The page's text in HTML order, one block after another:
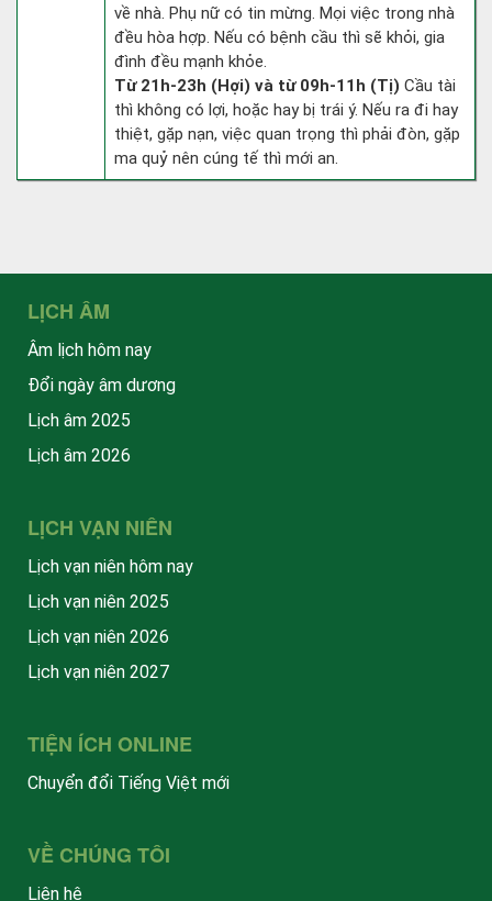
về nhà. Phụ nữ có tin mừng. Mọi việc trong nhà
đều hòa hợp. Nếu có bệnh cầu thì sẽ khỏi, gia
đình đều mạnh khỏe.
Từ 21h-23h (Hợi) và từ 09h-11h (Tị) Cầu tài
thì không có lợi, hoặc hay bị trái ý. Nếu ra đi hay
thiệt, gặp nạn, việc quan trọng thì phải đòn, gặp
ma quỷ nên cúng tế thì mới an.
LỊCH ÂM
Âm lịch hôm nay
Đổi ngày âm dương
Lịch âm 2025
Lịch âm 2026
LỊCH VẠN NIÊN
Lịch vạn niên hôm nay
Lịch vạn niên 2025
Lịch vạn niên 2026
Lịch vạn niên 2027
TIỆN ÍCH ONLINE
Chuyển đổi Tiếng Việt mới
VỀ CHÚNG TÔI
Liên hệ